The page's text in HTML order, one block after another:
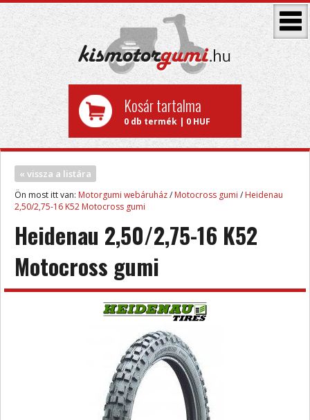
Kosár tartalma
0 db termék | 0 HUF
« vissza a listára
Ön most itt van: Motorgumi webáruház/ Motocross gumi / Heidenau
2,50/2,75-16 K52 Motocross gumi
Heidenau 2,50/2,75-16 K52
Motocross gumi